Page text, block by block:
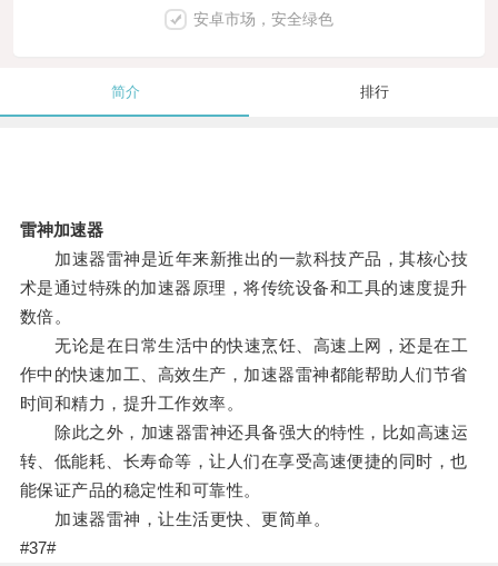
安卓市场，安全绿色
简介 排行
雷神加速器
加速器雷神是近年来新推出的一款科技产品，其核心技
术是通过特殊的加速器原理，将传统设备和工具的速度提升
数倍。
无论是在日常生活中的快速烹饪、高速上网，还是在工
作中的快速加工、高效生产，加速器雷神都能帮助人们节省
时间和精力，提升工作效率。
除此之外，加速器雷神还具备强大的特性，比如高速运
转、低能耗、长寿命等，让人们在享受高速便捷的同时，也
能保证产品的稳定性和可靠性。
加速器雷神，让生活更快、更简单。
#37#